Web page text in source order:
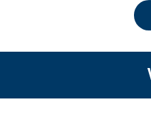
and opposition under the